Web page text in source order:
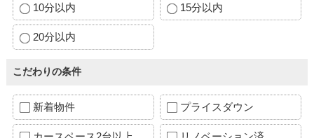
10分以内 15分以内
20分以内
こだわりの条件
新着物件 プライスダウン